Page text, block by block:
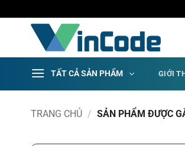
qua
TẤT CẢ SẢN PHẨM GIỚI
TRANG CHỦ / SẢN PHẨM ĐƯỢC